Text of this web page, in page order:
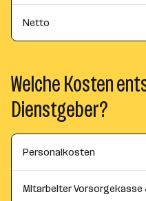
Netto
Welche Kosten
Dienstgeber?
Personalkosten
Mitarbeiter Vorsorgekasse